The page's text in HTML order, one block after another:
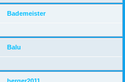
Bademeister
Balu